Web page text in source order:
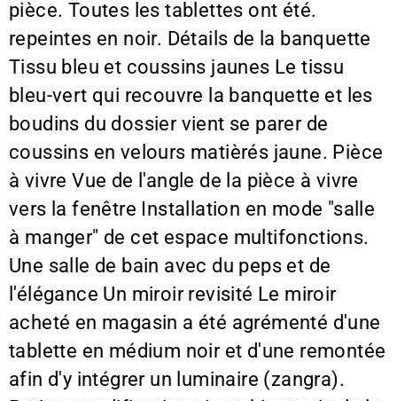
pièce. Toutes les tablettes ont été.
repeintes en noir. Détails de la banquette
Tissu bleu et coussins jaunes Le tissu
bleu-vert qui recouvre la banquette et les
boudins du dossier vient se parer de
coussins en velours matièrés jaune. Pièce
à vivre Vue de l'angle de la pièce à vivre
vers la fenêtre Installation en mode "salle
à manger" de cet espace multifonctions.
Une salle de bain avec du peps et de
l'élégance Un miroir revisité Le miroir
acheté en magasin a été agrémenté d'une
tablette en médium noir et d'une remontée
afin d'y intégrer un luminaire (zangra).